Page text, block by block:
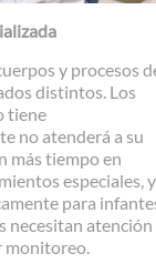
y procesos
distintos. Los
tiene
no atenderá a su
más tiempo en
especiales, y
para
necesitan atención
monitoreo.